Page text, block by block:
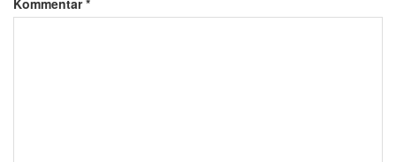
Kommentar*